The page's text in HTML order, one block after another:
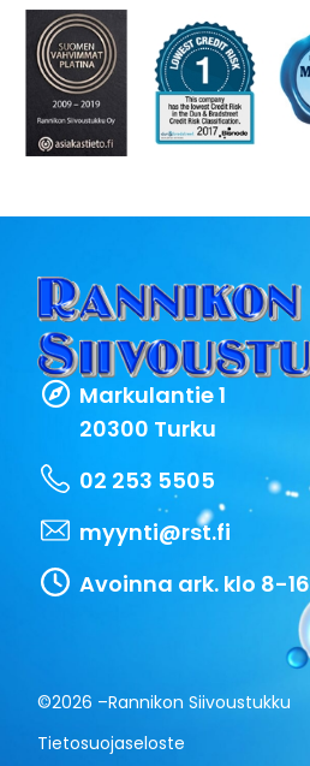
Markulantie 1
20300 Turku
02 253 5505
myynti@rst.fi
Avoinna ark. klo 8-16
©2026 –Rannikon Siivoustukku
Tietosuojaseloste